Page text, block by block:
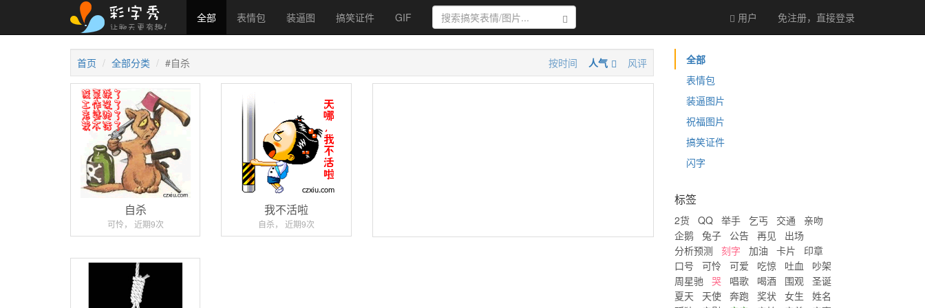
全部 表情包 装逼图 搞笑证件 GIF 搜索 用户 免注册，直接登录
首页 全部分类 #自杀 按时间 人气 风评
自杀
可怜， 近期9次
我不活啦
自杀， 近期9次
全部
表情包
装逼图片
祝福图片
搞笑证件
闪字
标签
2货 QQ 举手 乞丐 交通
亲吻
企鹅
兔子 公告 再见
出场
分析预测
刻字 加油 卡片
印章
口号
可怜 可爱 吃惊 吐血
吵架
周星驰
哭 唱歌 喝酒 围观
圣诞
夏天
天使 奔跑 奖状 女生
姓名